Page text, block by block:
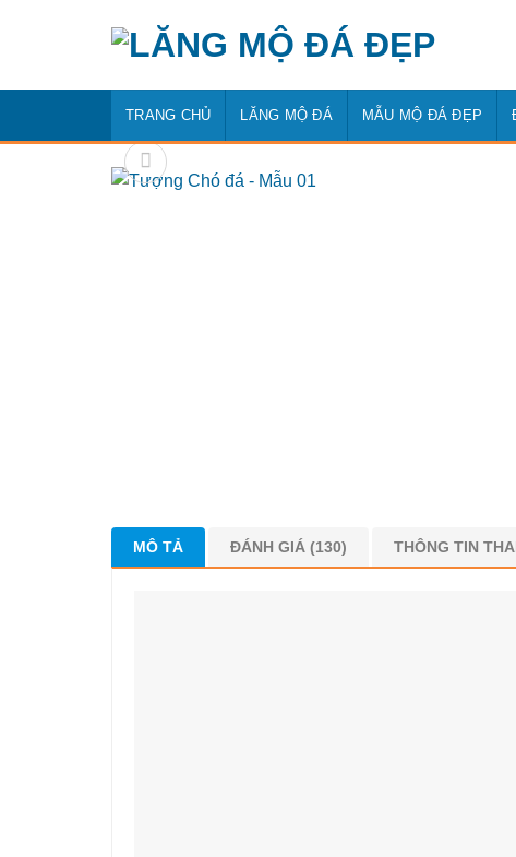
dung
TRANG CHỦ LĂNG MỘ ĐÁ MẪU MỘ ĐÁ ĐẸP
MÔ TẢ ĐÁNH GIÁ (130) THÔNG TIN